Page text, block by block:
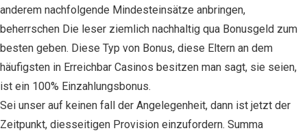
anderem nachfolgende Mindesteinsätze anbringen,
beherrschen Die leser ziemlich nachhaltig qua Bonusgeld zum
besten geben. Diese Typ von Bonus, diese Eltern an dem
häufigsten in Erreichbar Casinos besitzen man sagt, sie seien,
ist ein 100% Einzahlungsbonus.
Sei unser auf keinen fall der Angelegenheit, dann ist jetzt der
Zeitpunkt, diesseitigen Provision einzufordern. Summa